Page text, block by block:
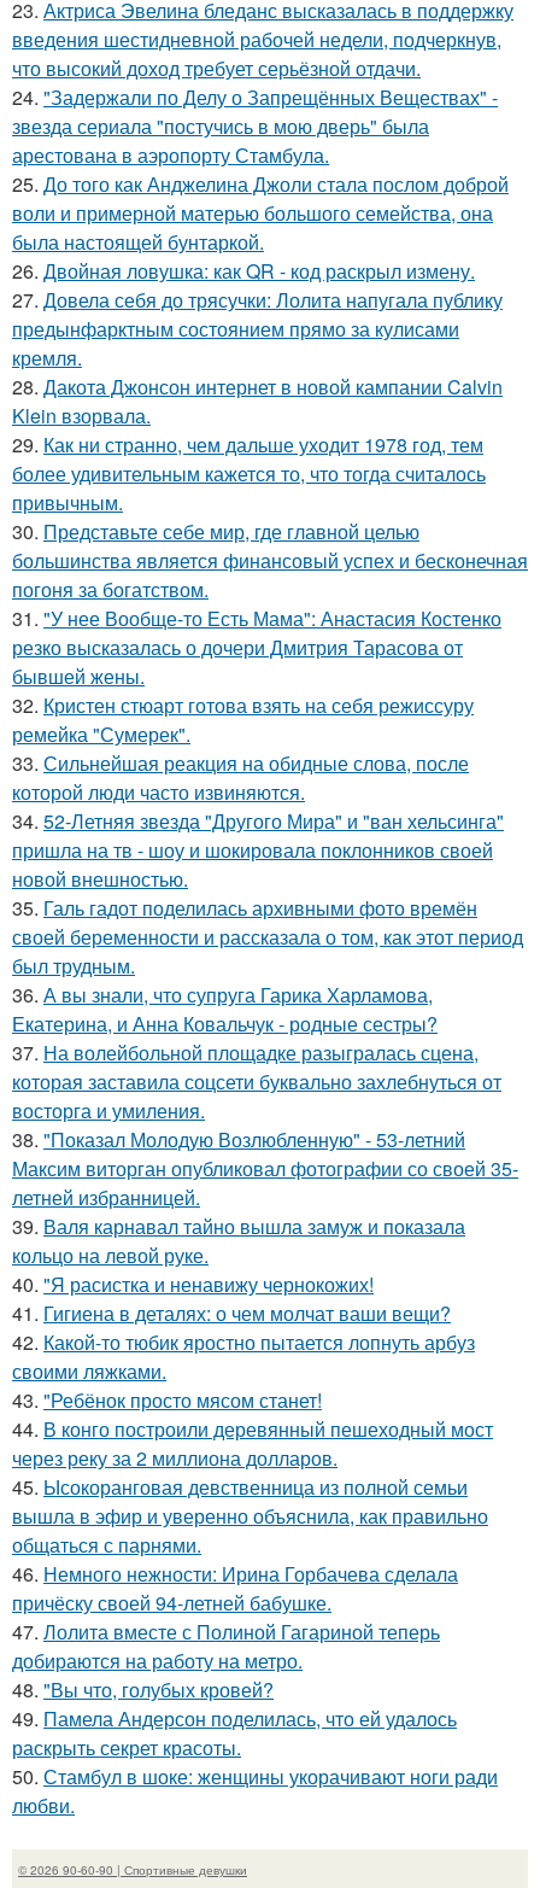
23. Актриса Эвелина бледанс высказалась в поддержку
введения шестидневной рабочей недели, подчеркнув,
что высокий доход требует серьёзной отдачи.
24. "Задержали по Делу о Запрещённых Веществах" -
звезда сериала "постучись в мою дверь" была
арестована в аэропорту Стамбула.
25. До того как Анджелина Джоли стала послом доброй
воли и примерной матерью большого семейства, она
была настоящей бунтаркой.
26. Двойная ловушка: как QR - код раскрыл измену.
27. Довела себя до трясучки: Лолита напугала публику
предынфарктным состоянием прямо за кулисами
кремля.
28. Дакота Джонсон интернет в новой кампании Calvin
Klein взорвала.
29. Как ни странно, чем дальше уходит 1978 год, тем
более удивительным кажется то, что тогда считалось
привычным.
30. Представьте себе мир, где главной целью
большинства является финансовый успех и бесконечная
погоня за богатством.
31. "У нее Вообще-то Есть Мама": Анастасия Костенко
резко высказалась о дочери Дмитрия Тарасова от
бывшей жены.
32. Кристен стюарт готова взять на себя режиссуру
ремейка "Сумерек".
33. Сильнейшая реакция на обидные слова, после
которой люди часто извиняются.
34. 52-Летняя звезда "Другого Мира" и "ван хельсинга"
пришла на тв - шоу и шокировала поклонников своей
новой внешностью.
35. Галь гадот поделилась архивными фото времён
своей беременности и рассказала о том, как этот период
был трудным.
36. А вы знали, что супруга Гарика Харламова,
Екатерина, и Анна Ковальчук - родные сестры?
37. На волейбольной площадке разыгралась сцена,
которая заставила соцсети буквально захлебнуться от
восторга и умиления.
38. "Показал Молодую Возлюбленную" - 53-летний
Максим виторган опубликовал фотографии со своей 35-
летней избранницей.
39. Валя карнавал тайно вышла замуж и показала
кольцо на левой руке.
40. "Я расистка и ненавижу чернокожих!
41. Гигиена в деталях: о чем молчат ваши вещи?
42. Какой-то тюбик яростно пытается лопнуть арбуз
своими ляжками.
43. "Ребёнок просто мясом станет!
44. В конго построили деревянный пешеходный мост
через реку за 2 миллиона долларов.
45. Ысокоранговая девственница из полной семьи
вышла в эфир и уверенно объяснила, как правильно
общаться с парнями.
46. Немного нежности: Ирина Горбачева сделала
причёску своей 94-летней бабушке.
47. Лолита вместе с Полиной Гагариной теперь
добираются на работу на метро.
48. "Вы что, голубых кровей?
49. Памела Андерсон поделилась, что ей удалось
раскрыть секрет красоты.
50. Стамбул в шоке: женщины укорачивают ноги ради
любви.
© 2026 90-60-90 | Спортивные девушки